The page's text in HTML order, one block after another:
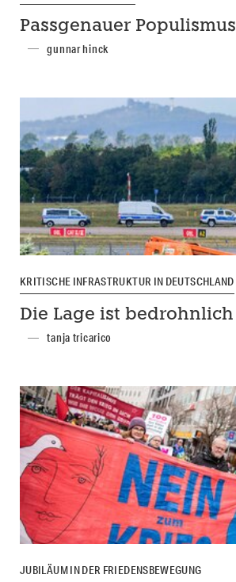
Passgenauer Populismus
gunnar hinck
KRITISCHE INFRASTRUKTUR IN DEUTSCHLAND
Die Lage ist bedrohnlich
tanja tricarico
JUBILÄUM IN DER FRIEDENSBEWEGUNG